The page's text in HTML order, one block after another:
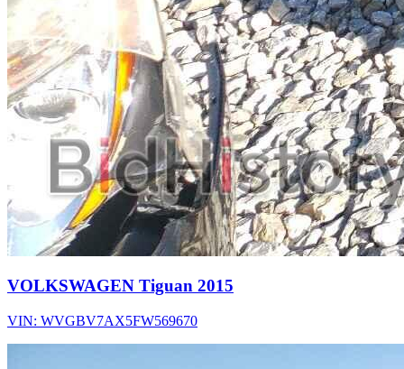
VOLKSWAGEN Tiguan 2015
VIN: WVGBV7AX5FW569670